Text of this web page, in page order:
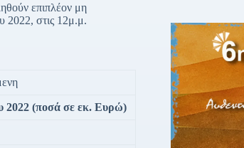
επιπλέον μη
2022, στις 12μ.μ.
2022 (ποσά σε εκ. Ευρώ)